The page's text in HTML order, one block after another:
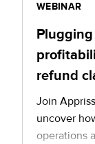
WEBINAR
refund
Join
uncover
operations